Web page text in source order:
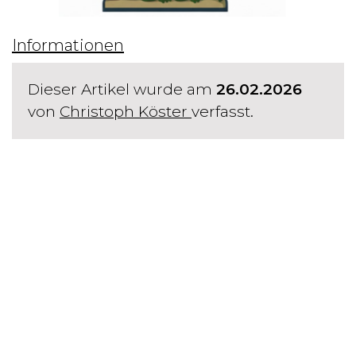
Informationen
Dieser Artikel wurde am 26.02.2026
von Christoph Köster verfasst.